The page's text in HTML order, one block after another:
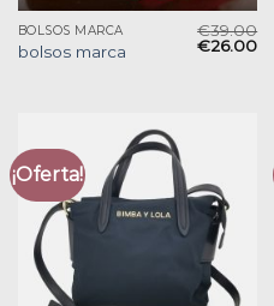
BOLSOS MARCA
bolsos marca
€39.00
€26.00
¡Oferta!